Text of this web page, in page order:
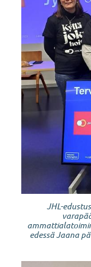
JHL-
edessä Jaana